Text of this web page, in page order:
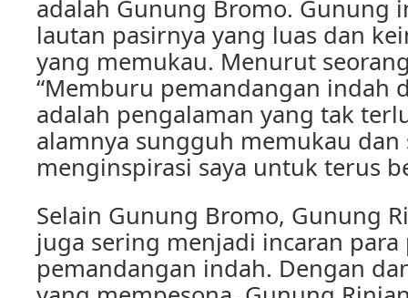
adalah Gunung Bromo. Gunung
lautan pasirnya yang luas dan
yang memukau. Menurut
“Memburu pemandangan indah
adalah pengalaman yang tak
alamnya sungguh memukau dan
menginspirasi saya untuk terus
Selain Gunung Bromo, Gunung
juga sering menjadi incaran
pemandangan indah. Dengan